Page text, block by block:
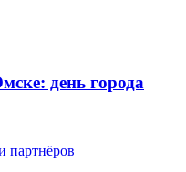
день города
партнёров